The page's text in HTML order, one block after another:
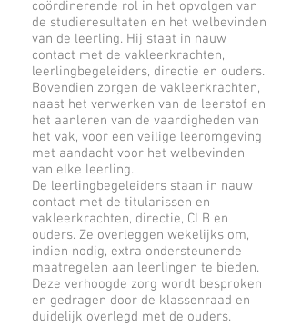
coördinerende rol in het opvolgen van
de studieresultaten en het welbevinden
van de leerling. Hij staat in nauw
contact met de vakleerkrachten,
leerlingbegeleiders, directie en ouders.
Bovendien zorgen de vakleerkrachten,
naast het verwerken van de leerstof en
het aanleren van de vaardigheden van
het vak, voor een veilige leeromgeving
met aandacht voor het welbevinden
van elke leerling.
De leerlingbegeleiders staan in nauw
contact met de titularissen en
vakleerkrachten, directie, CLB en
ouders. Ze overleggen wekelijks om,
indien nodig, extra ondersteunende
maatregelen aan leerlingen te bieden.
Deze verhoogde zorg wordt besproken
en gedragen door de klassenraad en
duidelijk overlegd met de ouders.